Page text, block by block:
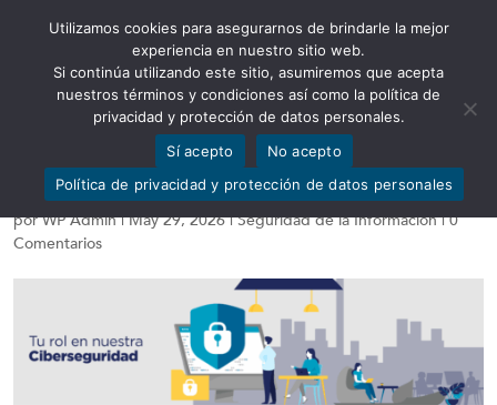
Abrir barra de herramientas
Guía de buenas prácticas
porWP Admin|May 29, 2026|Seguridad de la Información|0
Comentarios
Utilizamos cookies para asegurarnos de brindarle la mejor
experiencia en nuestro sitio web.
Si continúa utilizando este sitio, asumiremos que acepta
nuestros términos y condiciones así como la política de
privacidad y protección de datos personales.
Sí acepto
No acepto
Política de privacidad y protección de datos personales